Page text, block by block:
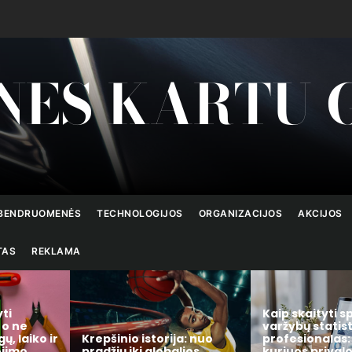
KARTU
TECHNOLOGIJOS ORGANIZACIJOS AKCIJOS
REKLAMA
ne
laiko ir
Krepšinio istorija: nuo
Kaip skaityti
varžybų